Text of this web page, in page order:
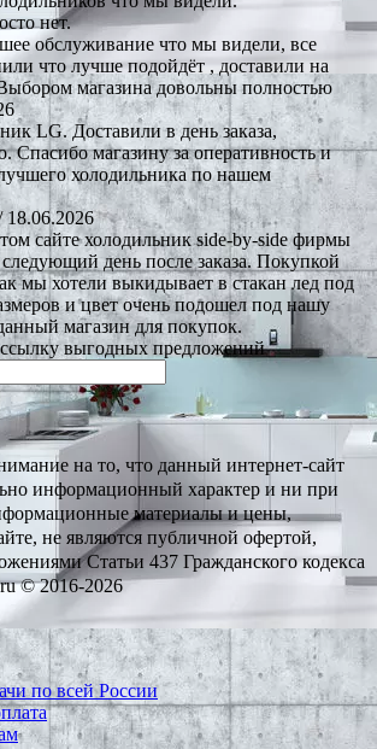
нет.
обслуживание что мы видели, все
что лучше подойдёт , доставили на
магазина довольны полностью
LG. Доставили в день заказа,
Спасибо магазину за оперативность и
холодильника по нашем
18.06.2026
сайте холодильник side-by-side фирмы
день после заказа. Покупкой
мы хотели выкидывает в стакан лед под
и цвет очень подошел под нашу
магазин для покупок.
выгодных предложений
на то, что данный интернет-сайт
информационный характер и ни при
материалы и цены,
не являются публичной офертой,
Статьи 437 Гражданского кодекса
© 2016-2026
по всей России